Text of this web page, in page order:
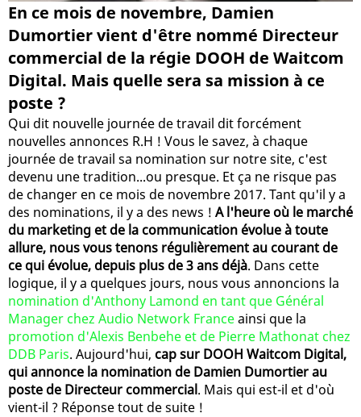
En ce mois de novembre, Damien
Dumortier vient d'être nommé Directeur
commercial de la régie DOOH de Waitcom
Digital. Mais quelle sera sa mission à ce
poste ?
Qui dit nouvelle journée de travail dit forcément
nouvelles annonces R.H ! Vous le savez, à chaque
journée de travail sa nomination sur notre site, c'est
devenu une tradition...ou presque. Et ça ne risque pas
de changer en ce mois de novembre 2017. Tant qu'il y a
des nominations, il y a des news ! A l'heure où le marché
du marketing et de la communication évolue à toute
allure, nous vous tenons régulièrement au courant de
ce qui évolue, depuis plus de 3 ans déjà. Dans cette
logique, il y a quelques jours, nous vous annoncions la
nomination d'Anthony Lamond en tant que Général
Manager chez Audio Network Franceainsi que la
promotion d'Alexis Benbehe et de Pierre Mathonat chez
DDB Paris. Aujourd'hui, cap sur DOOH Waitcom Digital,
qui annonce la nomination de Damien Dumortier au
poste de Directeur commercial. Mais qui est-il et d'où
vient-il ? Réponse tout de suite !